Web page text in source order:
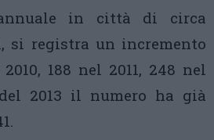
in città di circa
si registra un incremento
188 nel 2011, 248 nel
2013 il numero ha già